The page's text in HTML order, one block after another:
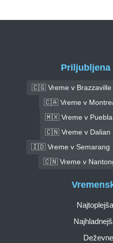
Priljubljena
🇨🇬 Vreme v Brazzaville
🇨🇦 Vreme v
🇲🇽 Vreme v Puebla
🇨🇳 Vreme v Dalian
🇮🇩 Vreme v Semarang
🇨🇳 Vreme v